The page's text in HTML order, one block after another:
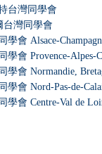
台灣同學會
台灣同學會
學會 Alsace-
學會 Provence-Alpes-
學會 Normandie,
學會 Nord-Pas-de-
學會 Centre-Val de